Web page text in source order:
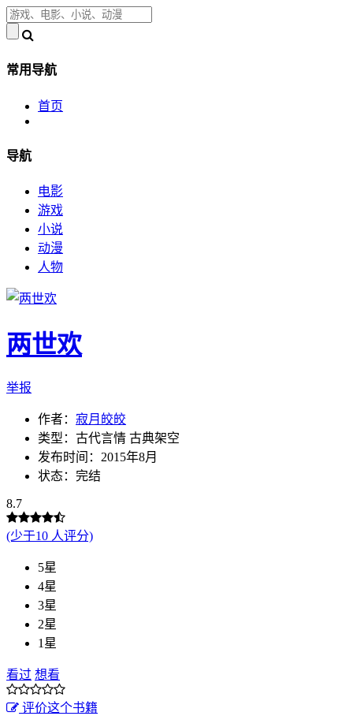
常用导航
首页
导航
电影
游戏
小说
动漫
人物
两世欢
举报
作者： 寂月皎皎
类型：古代言情 古典架空
发布时间：2015年8月
状态：完结
8.7
(少于10 人评分)
5星
4星
3星
2星
1星
看过 想看
评价这个书籍